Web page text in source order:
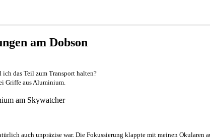
am Dobson
das Teil zum Transport halten?
Griffe aus Aluminium.
auch unpräzise war. Die Fokussierung klappte mit meinen Okularen